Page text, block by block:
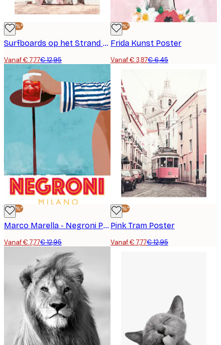
-40%*
Surfboards op het Strand Poster
Vanaf € 7,77€ 12,95
-40%*
Frida Kunst Poster
Vanaf € 3,87€ 6,45
-40%*
Marco Marella - Negroni Poster
Vanaf € 7,77€ 12,95
-40%*
Pink Tram Poster
Vanaf € 7,77€ 12,95